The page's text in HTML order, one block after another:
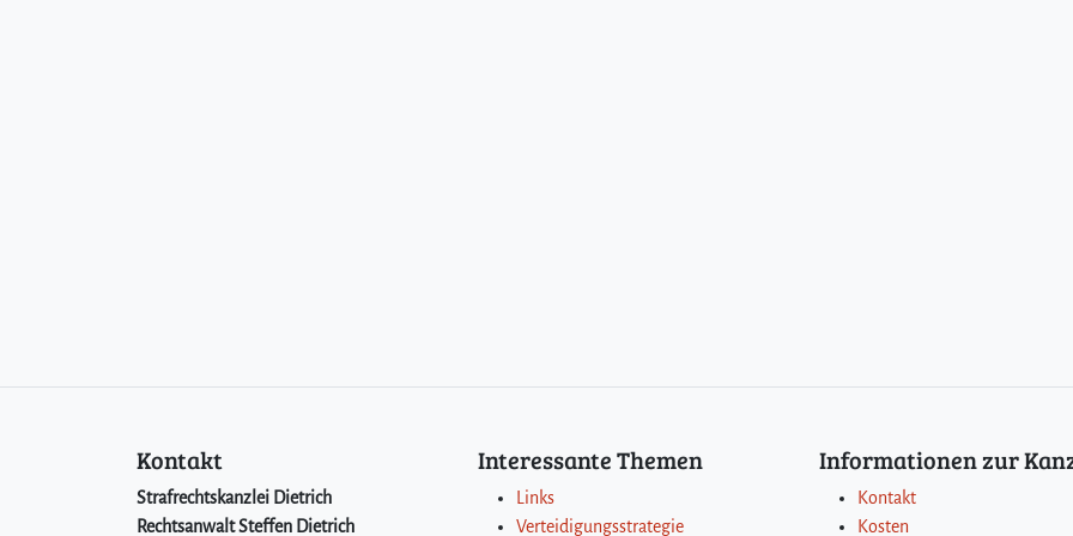
Kontakt
Strafrechtskanzlei Dietrich
Rechtsanwalt Steffen Dietrich
Interessante Themen
Links
Verteidigungsstrategie
Informationen zur
Kontakt
Kosten